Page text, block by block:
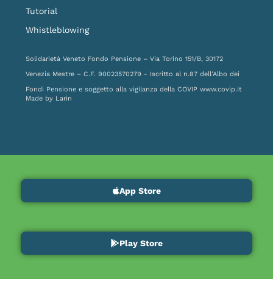
Tutorial
Whistleblowing
Solidarietà Veneto Fondo Pensione – Via Torino 151/B, 30172
Venezia Mestre – C.F. 90023570279 - Iscritto al n.87 dell'Albo dei
Fondi Pensione e soggetto alla vigilanza della COVIP www.covip.it
Made by Larin
App Store
Play Store